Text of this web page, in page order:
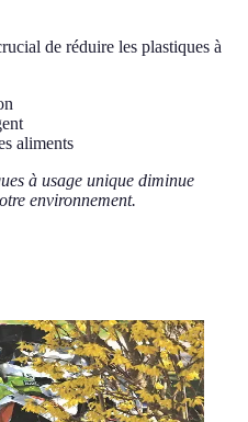
de réduire les plastiques à
aliments
à usage unique diminue
environnement.